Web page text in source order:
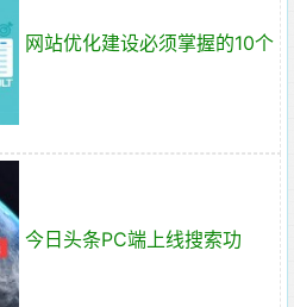
网站优化建设必须掌握的10个
今日头条PC端上线搜索功